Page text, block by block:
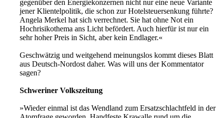
gegenüber den Energiekonzernen nicht nur eine neue Variante
jener Klientelpolitik, die schon zur Hotelsteuersenkung führte?
Angela Merkel hat sich verrechnet. Sie hat ohne Not ein
Hochrisikothema ans Licht befördert. Auch hierfür ist nur ein
sehr hoher Preis in Sicht, aber kein Endlager.«
Geschwätzig und weitgehend meinungslos kommt dieses Blatt
aus Deutsch-Nordost daher. Was will uns der Kommentator
sagen?
Schweriner Volkszeitung
»Wieder einmal ist das Wendland zum Ersatzschlachtfeld in der